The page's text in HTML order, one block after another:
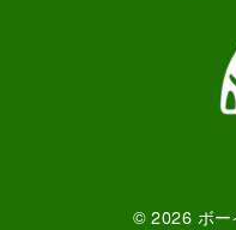
© 2026 ボ